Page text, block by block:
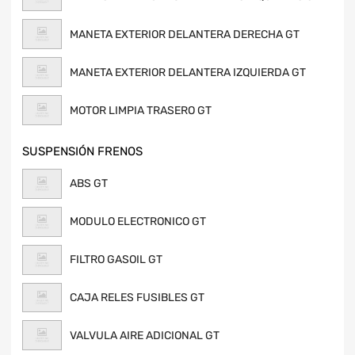
MANETA EXTERIOR DELANTERA DERECHA GT
MANETA EXTERIOR DELANTERA IZQUIERDA GT
MOTOR LIMPIA TRASERO GT
SUSPENSIÓN FRENOS
ABS GT
MODULO ELECTRONICO GT
FILTRO GASOIL GT
CAJA RELES FUSIBLES GT
VALVULA AIRE ADICIONAL GT